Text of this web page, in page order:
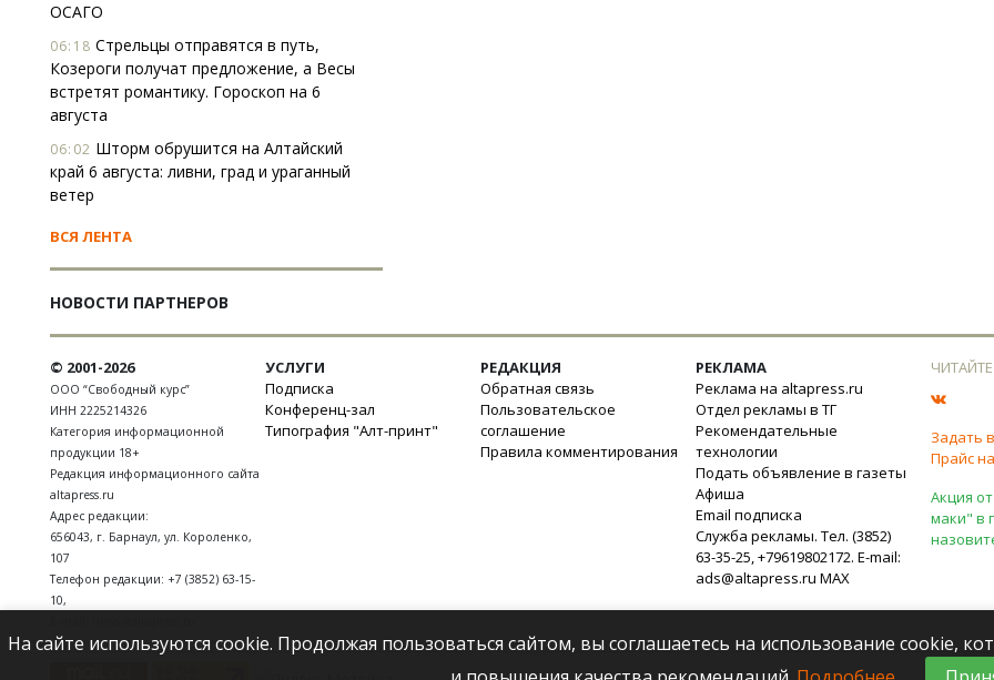
ОСАГО
06:18 Стрельцы отправятся в путь,
Козероги получат предложение, а Весы
встретят романтику. Гороскоп на 6
августа
06:02 Шторм обрушится на Алтайский
край 6 августа: ливни, град и ураганный
ветер
ВСЯ ЛЕНТА
НОВОСТИ ПАРТНЕРОВ
© 2001-2026
ООО “Свободный курс”
ИНН 2225214326
Категория информационной
продукции 18+
Редакция информационного сайта
altapress.ru
Адрес редакции:
656043, г. Барнаул, ул. Короленко,
107
Телефон редакции: +7 (3852) 63-15-
10,
УСЛУГИ
Подписка
Конференц-зал
Типография "Алт-принт"
РЕДАКЦИЯ
Обратная связь
Пользовательское
соглашение
Правила комментирования
РЕКЛАМА
Реклама на altapress.ru
Отдел рекламы в ТГ
Рекомендательные
технологии
Подать объявление в газеты
Афиша
Email подписка
Служба рекламы. Тел. (3852)
63-35-25, +79619802172. E-mail:
ads@altapress.ru MAX
Задать
Прайс
Акция
маки" в
На сайте используются cookie. Продолжая пользоваться сайтом, вы соглашаетесь на использование cookie,